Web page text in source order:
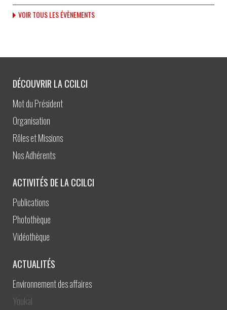
VOIR TOUS LES ÉVÈNEMENTS
DÉCOUVRIR LA CCILCI
Mot du Président
Organisation
Rôles et Missions
Nos Adhérents
ACTIVITÉS DE LA CCILCI
Publications
Photothèque
Vidéothèque
ACTUALITÉS
Environnement des affaires
Youkal